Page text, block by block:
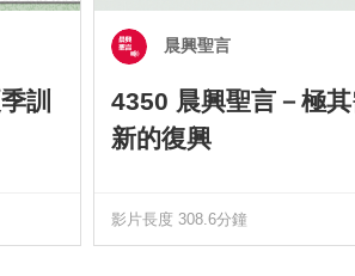
訓
晨興聖言
4350 晨興聖言－極
新的復興
影片長度 308.6分鐘